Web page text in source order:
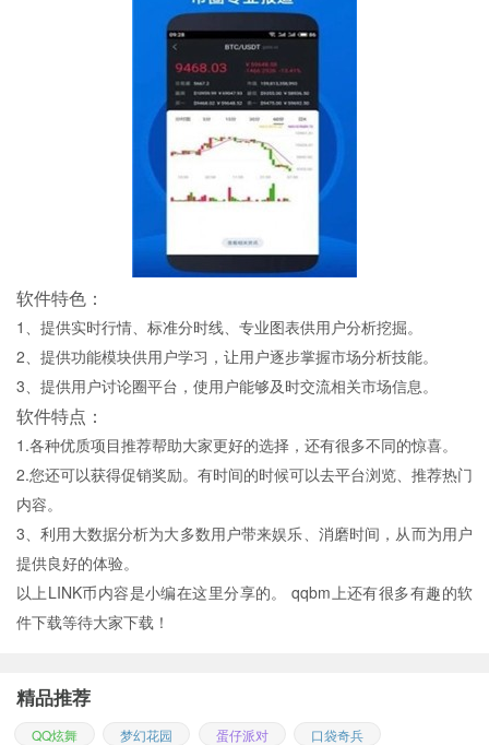
软件特色：
1、提供实时行情、标准分时线、专业图表供用户分析挖掘。
2、提供功能模块供用户学习，让用户逐步掌握市场分析技能。
3、提供用户讨论圈平台，使用户能够及时交流相关市场信息。
软件特点：
1.各种优质项目推荐帮助大家更好的选择，还有很多不同的惊喜。
2.您还可以获得促销奖励。有时间的时候可以去平台浏览、推荐热门
内容。
3、利用大数据分析为大多数用户带来娱乐、消磨时间，从而为用户
提供良好的体验。
以上LINK币内容是小编在这里分享的。 qqbm上还有很多有趣的软
件下载等待大家下载！
精品推荐
QQ炫舞 梦幻花园 蛋仔派对
口袋奇兵